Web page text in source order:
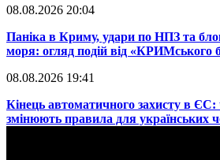
08.08.2026 20:04
Паніка в Криму, удари по НПЗ та
моря: огляд подій від «КРИМського
08.08.2026 19:41
​Кінець автоматичного захисту в
змінюють правила для українських